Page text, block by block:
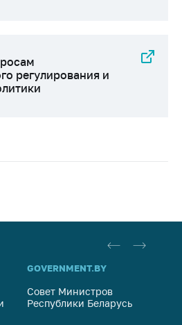
регулирования и
GOVERNMENT.BY
Совет Министров
Республики Беларусь